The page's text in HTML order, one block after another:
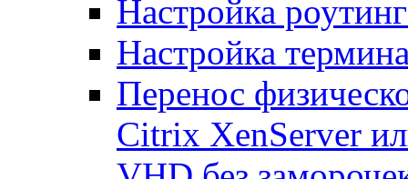
Настройка
Настройка
Перенос
Citrix XenServer